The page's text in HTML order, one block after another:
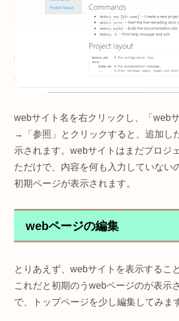
webサイト名を右クリックし、「webサ
→「参照」とクリックすると、追加し
示されます。webサイトはまだプロジ
ただけで、内容を何も入力していない
初期ページが表示されます。
webページの編集
とりあえず、webサイトを表示するこ
これだと初期のうwebページのが表示
で、トップページを少し編集してみま